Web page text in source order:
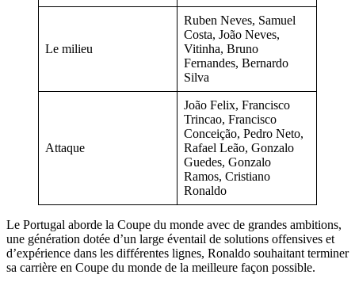
Le milieu
Ruben Neves, Samuel
Costa, João Neves,
Vitinha, Bruno
Fernandes, Bernardo
Silva
Attaque
João Felix, Francisco
Trincao, Francisco
Conceição, Pedro Neto,
Rafael Leão, Gonzalo
Guedes, Gonzalo
Ramos, Cristiano
Ronaldo
Le Portugal aborde la Coupe du monde avec de grandes ambitions,
une génération dotée d’un large éventail de solutions offensives et
d’expérience dans les différentes lignes, Ronaldo souhaitant terminer
sa carrière en Coupe du monde de la meilleure façon possible.